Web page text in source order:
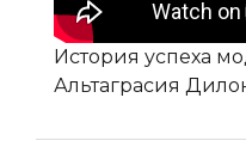
История успеха
Альтаграсия